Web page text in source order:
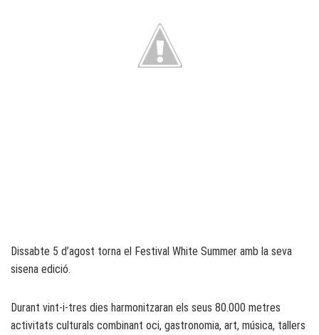
Dissabte 5 d’agost torna el Festival White Summer amb la seva
sisena edició.
Durant vint-i-tres dies harmonitzaran els seus 80.000 metres
activitats culturals combinant oci, gastronomia, art, música, tallers